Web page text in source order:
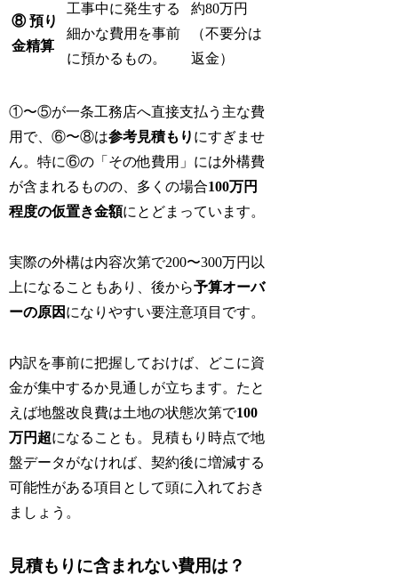
⑧ 預り
金精算
工事中に発生する
細かな費用を事前
に預かるもの。
約80万円
（不要分は
返金）
①〜⑤が一条工務店へ直接支払う主な費
用で、⑥〜⑧は参考見積もり にすぎませ
ん。特に⑥の「その他費用」には外構費
が含まれるものの、多くの場合100万円
程度の仮置き金額にとどまっています。
実際の外構は内容次第で200〜300万円以
上になることもあり、後から予算オーバ
ーの原因 になりやすい要注意項目です。
内訳を事前に把握しておけば、どこに資
金が集中するか見通しが立ちます。たと
えば地盤改良費は土地の状態次第で100
万円超になることも。見積もり時点で地
盤データがなければ、契約後に増減する
可能性がある項目として頭に入れておき
ましょう。
見積もりに含まれない費用は？